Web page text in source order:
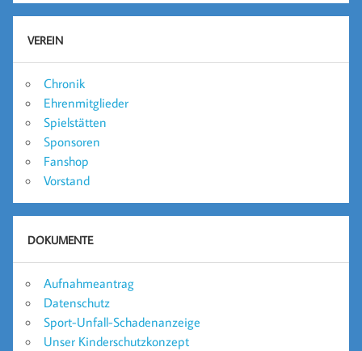
VEREIN
Chronik
Ehrenmitglieder
Spielstätten
Sponsoren
Fanshop
Vorstand
DOKUMENTE
Aufnahmeantrag
Datenschutz
Sport-Unfall-Schadenanzeige
Unser Kinderschutzkonzept